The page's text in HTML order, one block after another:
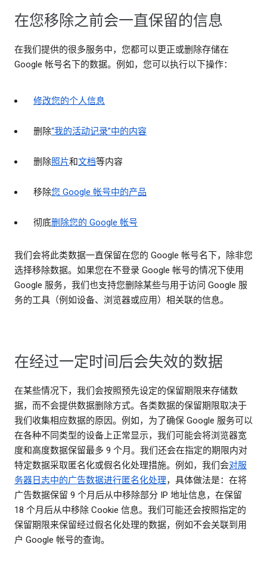
在您移除之前会一直保留的信息
在我们提供的很多服务中，您都可以更正或删除存储在
Google 帐号名下的数据。例如，您可以执行以下操作：
修改您的个人信息
删除“我的活动记录”中的内容
删除照片和文档等内容
移除您 Google 帐号中的产品
彻底删除您的 Google 帐号
我们会将此类数据一直保留在您的 Google 帐号名下，除非您
选择移除数据。如果您在不登录 Google 帐号的情况下使用
Google 服务，我们也支持您删除某些与用于访问 Google 服
务的工具（例如设备、浏览器或应用）相关联的信息。
在经过一定时间后会失效的数据
在某些情况下，我们会按照预先设定的保留期限来存储数
据，而不会提供数据删除方式。各类数据的保留期限取决于
我们收集相应数据的原因。例如，为了确保 Google 服务可以
在各种不同类型的设备上正常显示，我们可能会将浏览器宽
度和高度数据保留最多 9 个月。我们还会在指定的期限内对
特定数据采取匿名化或假名化处理措施。例如，我们会对服
务器日志中的广告数据进行匿名化处理，具体做法是：在将
广告数据保留 9 个月后从中移除部分 IP 地址信息，在保留
18 个月后从中移除 Cookie 信息。我们可能还会按照指定的
保留期限来保留经过假名化处理的数据，例如不会关联到用
户 Google 帐号的查询。